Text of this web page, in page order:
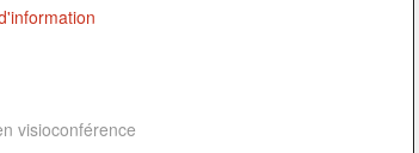
visioconférence